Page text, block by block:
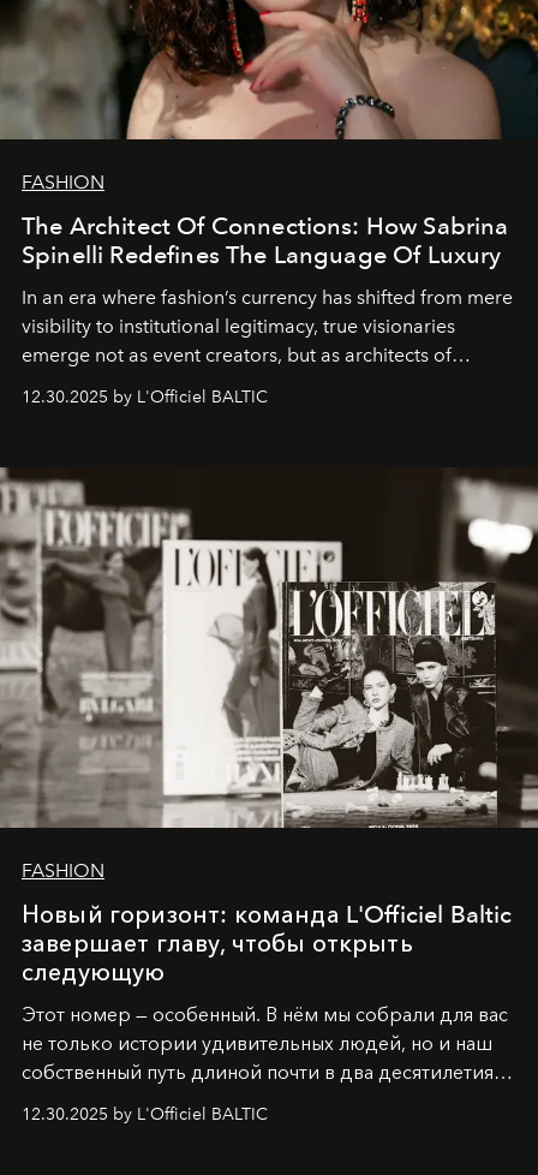
FASHION
The Architect Of Connections: How Sabrina
Spinelli Redefines The Language Of Luxury
In an era where fashion’s currency has shifted from mere
visibility to institutional legitimacy, true visionaries
emerge not as event creators, but as architects of
ecosystems.
Sabrina Spinelli
brand strategist with three decades of mastery in luxury,
framework where creativity, commerce, and culture
converge with surgical precision.
12.30.2025 by L'Officiel BALTIC
FASHION
Новый горизонт: команда L'Officiel Baltic
завершает главу, чтобы открыть
следующую
Этот номер — особенный. В нём мы собрали для вас
не только истории удивительных людей, но и наш
собственный путь длиной почти в два десятилетия.
Вместо привычного подведения итогов мы от всей
души говорим спасибо каждому, кто был с нами все
12.30.2025 by L'Officiel BALTIC